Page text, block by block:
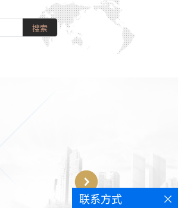
联系方式